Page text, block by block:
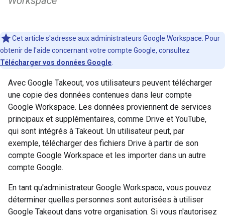
Cet article s'adresse aux administrateurs Google Workspace. Pour
obtenir de l'aide concernant votre compte Google, consultez
Télécharger vos données Google
Avec Google Takeout, vos utilisateurs peuvent télécharger
une copie des données contenues dans leur compte
Google Workspace. Les données proviennent de services
principaux et supplémentaires, comme Drive et YouTube,
qui sont intégrés à Takeout. Un utilisateur peut, par
exemple, télécharger des fichiers Drive à partir de son
compte Google Workspace et les importer dans un autre
compte Google.
En tant qu'administrateur Google Workspace, vous pouvez
déterminer quelles personnes sont autorisées à utiliser
Google Takeout dans votre organisation. Si vous n'autorisez